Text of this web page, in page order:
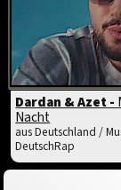
Dardan & Azet -
Nacht
aus Deutschland /
DeutschRap